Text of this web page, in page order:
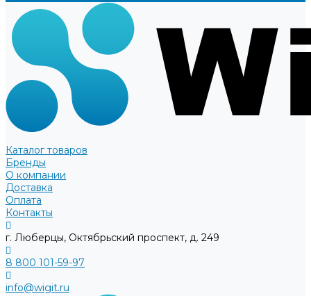
Каталог товаров
Бренды
О компании
Доставка
Оплата
Контакты
г. Люберцы, Октябрьский проспект, д. 249
8 800 101-59-97
info@wigit.ru